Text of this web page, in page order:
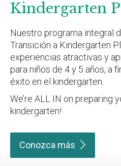
Kindergarten
Nuestro programa integral
Transición a Kindergarten
experiencias atractivas y
para niños de 4 y 5 años, a
éxito en el kindergarten.
We’re ALL IN on preparing
kindergarten!
Conozca más